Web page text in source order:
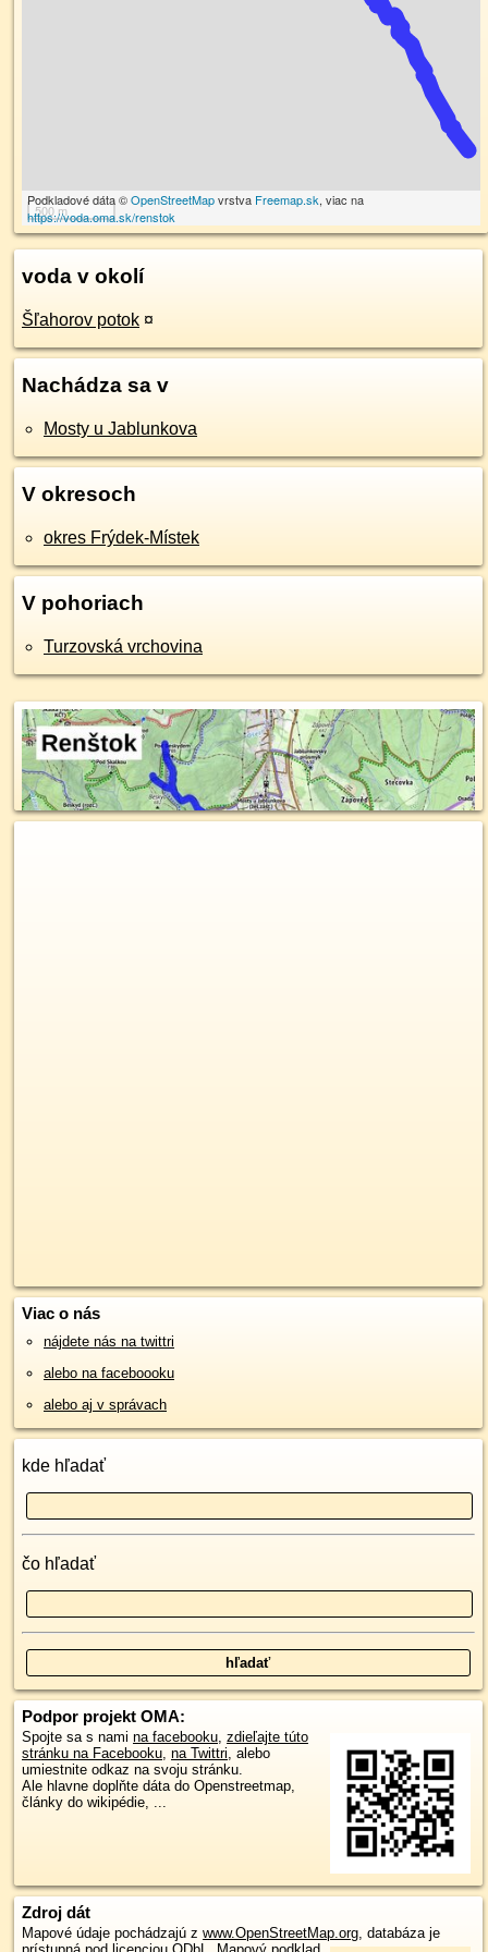
500 m
Podkladové dáta ©OpenStreetMapvrstva Freemap.sk, viac na
https://voda.oma.sk/renstok
voda v okolí
Šľahorov potok ¤
Nachádza sa v
Mosty u Jablunkova
V okresoch
okres Frýdek-Místek
V pohoriach
Turzovská vrchovina
Viac o nás
nájdete nás na twittri
alebo na faceboooku
alebo aj v správach
kde hľadať
čo hľadať
Podpor projekt OMA:
Spojte sa s nami na facebooku, zdieľajte túto
stránku na Facebooku, na Twittri, alebo
umiestnite odkaz na svoju stránku.
Ale hlavne doplňte dáta do Openstreetmap,
články do wikipédie, ...
Zdroj dát
Mapové údaje pochádzajú z www.OpenStreetMap.org, databáza je